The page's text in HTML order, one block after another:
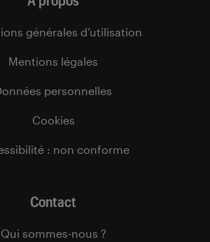
générales d’utilisation
Mentions légales
personnelles
Cookies
: non conforme
Contact
Qui sommes-nous ?